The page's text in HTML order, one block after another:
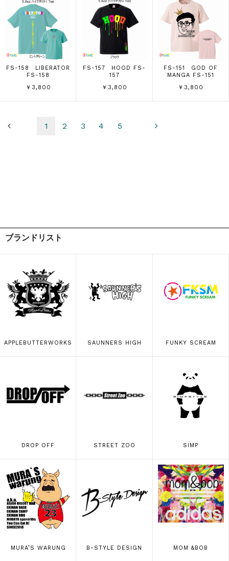
FS-158 LIBERATOR
FS-158
￥3,800
FS-157 HOOD FS-
157
￥3,800
FS-151 GOD OF
MANGA FS-151
￥3,800
1 2 3 4 5
ブランドリスト
APPLEBUTTERWORKS SAUNNERS HIGH FUNKY SCREAM
DROP OFF STREET ZOO SIMP
MURA’S WARUNG B-STYLE DESIGN MOM &BOB